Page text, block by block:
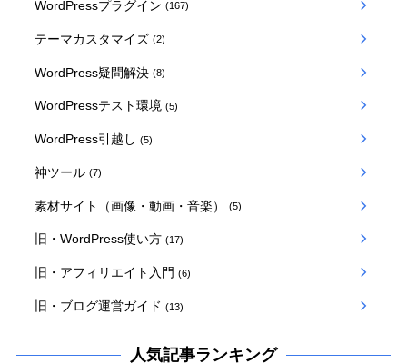
WordPressプラグイン (167)
テーマカスタマイズ (2)
WordPress疑問解決 (8)
WordPressテスト環境 (5)
WordPress引越し (5)
神ツール (7)
素材サイト（画像・動画・音楽） (5)
旧・WordPress使い方 (17)
旧・アフィリエイト入門 (6)
旧・ブログ運営ガイド (13)
人気記事ランキング